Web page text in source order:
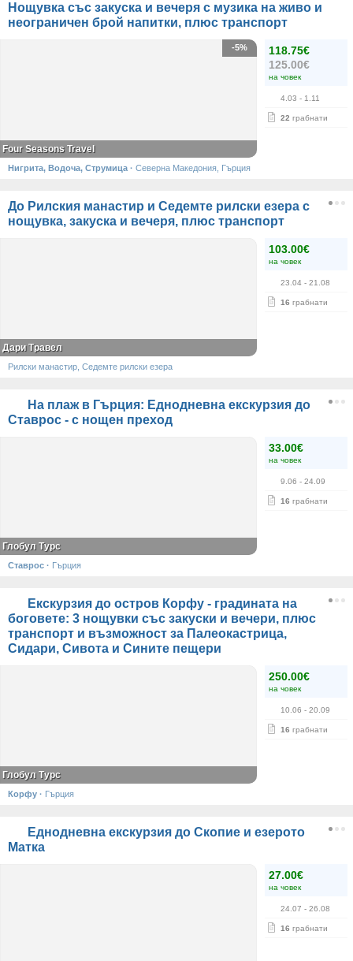
Нощувка със закуска и вечеря с музика на живо и
неограничен брой напитки, плюс транспорт
118.75€
125.00€
на човек
4.03 - 1.11
22 грабнати
-5%
Four Seasons Travel
Нигрита, Водоча, Струмица · Северна Македония, Гърция
До Рилския манастир и Седемте рилски езера с
нощувка, закуска и вечеря, плюс транспорт
103.00€
на човек
23.04 - 21.08
16 грабнати
Дари Травел
Рилски манастир, Седемте рилски езера
На плаж в Гърция: Еднодневна екскурзия до
Ставрос - с нощен преход
33.00€
на човек
9.06 - 24.09
16 грабнати
Глобул Турс
Ставрос · Гърция
Екскурзия до остров Корфу - градината на
боговете: 3 нощувки със закуски и вечери, плюс
транспорт и възможност за Палеокастрица,
Сидари, Сивота и Сините пещери
250.00€
на човек
10.06 - 20.09
16 грабнати
Глобул Турс
Корфу · Гърция
Еднодневна екскурзия до Скопие и езерото
Матка
27.00€
на човек
24.07 - 26.08
16 грабнати